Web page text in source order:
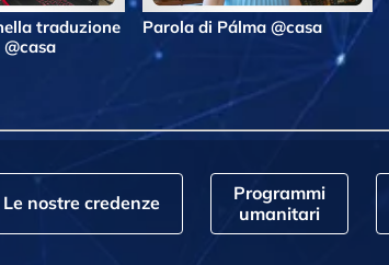
traduzione
Parola di Pálma @casa
Le nostre credenze
Programmi
umanitari